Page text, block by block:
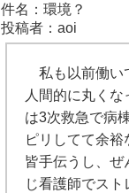
件名：環境？
投稿者：aoi
私も以前働い
人間的に丸く
は3次救急で病
ピリしてて余
皆手伝うし、ぜ
じ看護師でスト